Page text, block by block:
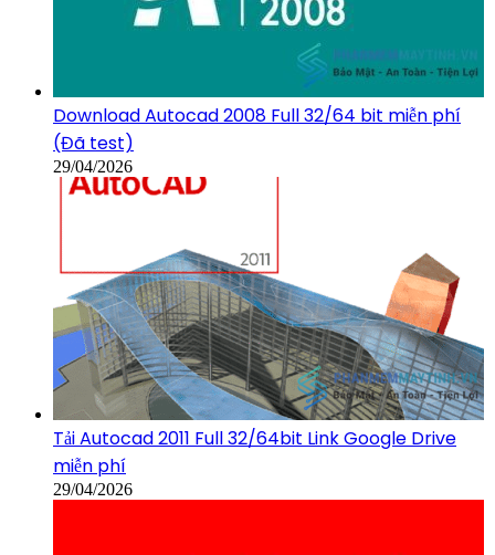
Download Autocad 2008 Full 32/64 bit miễn phí
(Đã test)
29/04/2026
Tải Autocad 2011 Full 32/64bit Link Google Drive
miễn phí
29/04/2026